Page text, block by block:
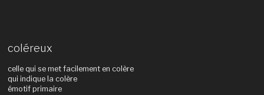
coléreux
celle qui se met facilement en colère
qui indique la colère
émotif primaire